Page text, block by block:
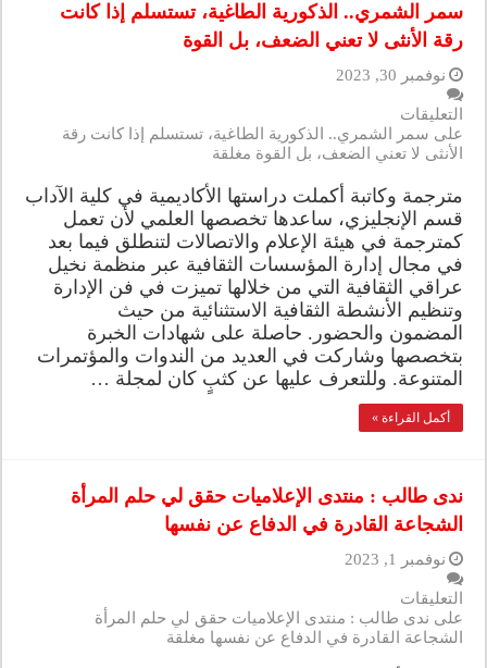
سمر الشمري.. الذكورية الطاغية، تستسلم إذا كانت
رقة الأنثى لا تعني الضعف، بل القوة
نوفمبر 30, 2023
التعليقات
على سمر الشمري.. الذكورية الطاغية، تستسلم إذا كانت رقة
الأنثى لا تعني الضعف، بل القوة مغلقة
مترجمة وكاتبة أكملت دراستها الأكاديمية في كلية الآداب
قسم الإنجليزي، ساعدها تخصصها العلمي لأن تعمل
كمترجمة في هيئة الإعلام والاتصالات لتنطلق فيما بعد
في مجال إدارة المؤسسات الثقافية عبر منظمة نخيل
عراقي الثقافية التي من خلالها تميزت في فن الإدارة
وتنظيم الأنشطة الثقافية الاستثنائية من حيث
المضمون والحضور. حاصلة على شهادات الخبرة
بتخصصها وشاركت في العديد من الندوات والمؤتمرات
المتنوعة. وللتعرف عليها عن كثبٍ كان لمجلة …
أكمل القراءة »
ندى طالب : منتدى الإعلاميات حقق لي حلم المرأة
الشجاعة القادرة في الدفاع عن نفسها
نوفمبر 1, 2023
التعليقات
على ندى طالب : منتدى الإعلاميات حقق لي حلم المرأة
الشجاعة القادرة في الدفاع عن نفسها مغلقة